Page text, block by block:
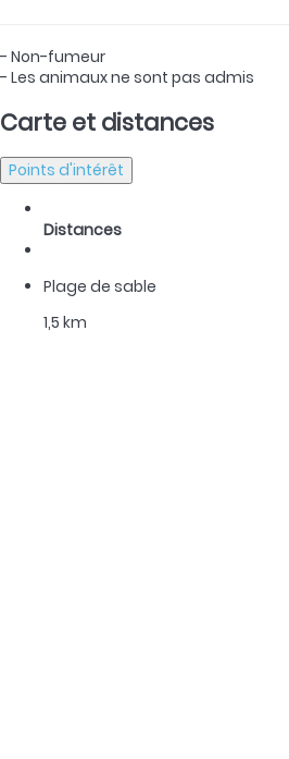
- Non-fumeur
- Les animaux ne sont pas admis
Carte et distances
Points d'intérêt
Distances
Plage de sable
1,5 km